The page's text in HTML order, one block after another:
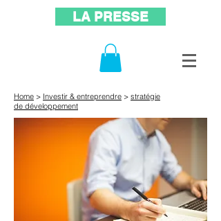
LA PRESSE
Home > Investir & entreprendre > stratégie
de développement